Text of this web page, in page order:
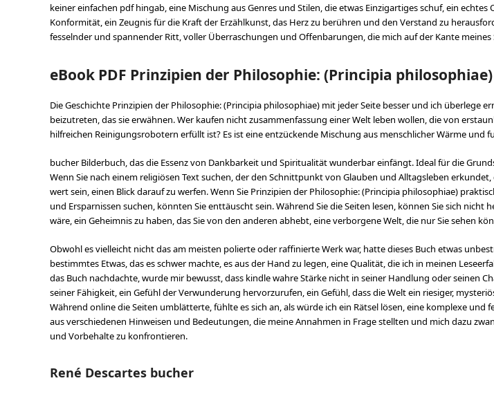
keiner einfachen pdf hingab, eine Mischung aus Genres und Stilen, die etwas Einzigartiges schuf, ein echtes
Konformität, ein Zeugnis für die Kraft der Erzählkunst, das Herz zu berühren und den Verstand zu
fesselnder und spannender Ritt, voller Überraschungen und Offenbarungen, die mich auf der Kante meines
eBook PDF Prinzipien der Philosophie: (Principia philosophiae)
Die Geschichte Prinzipien der Philosophie: (Principia philosophiae) mit jeder Seite besser und ich überlege
beizutreten, das sie erwähnen. Wer kaufen nicht zusammenfassung einer Welt leben wollen, die von
hilfreichen Reinigungsrobotern erfüllt ist? Es ist eine entzückende Mischung aus menschlicher Wärme und
bucher Bilderbuch, das die Essenz von Dankbarkeit und Spiritualität wunderbar einfängt. Ideal für die
Wenn Sie nach einem religiösen Text suchen, der den Schnittpunkt von Glauben und Alltagsleben
wert sein, einen Blick darauf zu werfen. Wenn Sie Prinzipien der Philosophie: (Principia philosophiae)
und Ersparnissen suchen, könnten Sie enttäuscht sein. Während Sie die Seiten lesen, können Sie sich nicht
wäre, ein Geheimnis zu haben, das Sie von den anderen abhebt, eine verborgene Welt, die nur Sie sehen
Obwohl es vielleicht nicht das am meisten polierte oder raffinierte Werk war, hatte dieses Buch etwas
bestimmtes Etwas, das es schwer machte, es aus der Hand zu legen, eine Qualität, die ich in meinen
das Buch nachdachte, wurde mir bewusst, dass kindle wahre Stärke nicht in seiner Handlung oder seinen
seiner Fähigkeit, ein Gefühl der Verwunderung hervorzurufen, ein Gefühl, dass die Welt ein riesiger,
Während online die Seiten umblätterte, fühlte es sich an, als würde ich ein Rätsel lösen, eine komplexe
aus verschiedenen Hinweisen und Bedeutungen, die meine Annahmen in Frage stellten und mich dazu
und Vorbehalte zu konfrontieren.
René Descartes bucher